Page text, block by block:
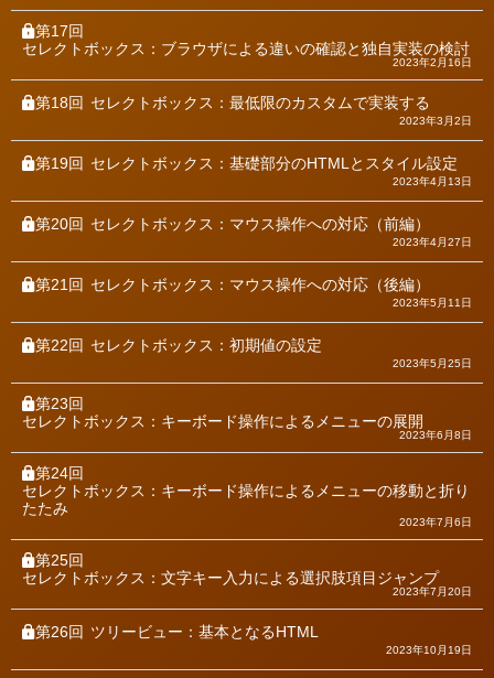
第17回
セレクトボックス：ブラウザによる違いの確認と独自実装の検討
2023年2月16日
第18回 セレクトボックス：最低限のカスタムで実装する
2023年3月2日
第19回 セレクトボックス：基礎部分のHTMLとスタイル設定
2023年4月13日
第20回 セレクトボックス：マウス操作への対応（前編）
2023年4月27日
第21回 セレクトボックス：マウス操作への対応（後編）
2023年5月11日
第22回 セレクトボックス：初期値の設定
2023年5月25日
第23回
セレクトボックス：キーボード操作によるメニューの展開
2023年6月8日
第24回
セレクトボックス：キーボード操作によるメニューの移動と折り
たたみ
2023年7月6日
第25回
セレクトボックス：文字キー入力による選択肢項目ジャンプ
2023年7月20日
第26回 ツリービュー：基本となるHTML
2023年10月19日